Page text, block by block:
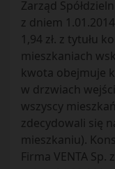
Zarząd
z dniem
1,94 zł. z tytułu
mieszkaniach
kwota obejmuje
w drzwiach
wszyscy
zdecydowali się
mieszkaniu).
Firma VENTA Sp.